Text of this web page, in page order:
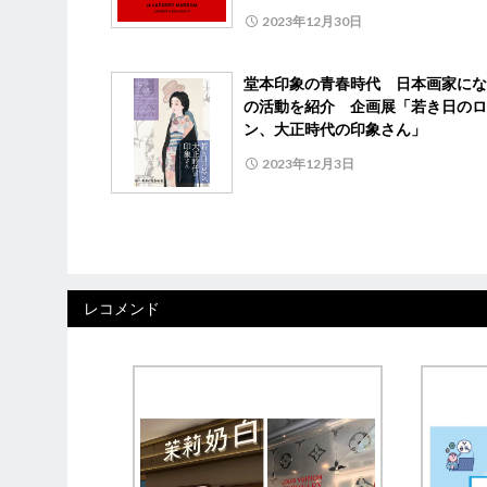
2023年12月30日
堂本印象の青春時代 日本画家に
の活動を紹介 企画展「若き日の
ン、大正時代の印象さん」
2023年12月3日
レコメンド